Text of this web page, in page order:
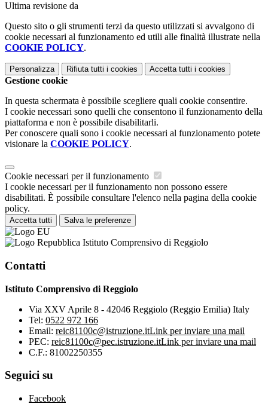
Ultima revisione da
Questo sito o gli strumenti terzi da questo utilizzati si avvalgono di
cookie necessari al funzionamento ed utili alle finalità illustrate nella
COOKIE POLICY.
Personalizza Rifiuta tutti i cookies Accetta tutti i cookies
Gestione cookie
In questa schermata è possibile scegliere quali cookie consentire.
I cookie necessari sono quelli che consentono il funzionamento della
piattaforma e non è possibile disabilitarli.
Per conoscere quali sono i cookie necessari al funzionamento potete
visionare la COOKIE POLICY.
Cookie necessari per il funzionamento
I cookie necessari per il funzionamento non possono essere
disabilitati. È possibile consultare l'elenco nella pagina della cookie
policy.
Accetta tutti Salva le preferenze
Istituto Comprensivo di Reggiolo
Contatti
Istituto Comprensivo di Reggiolo
Via XXV Aprile 8 - 42046 Reggiolo (Reggio Emilia) Italy
Tel: 0522 972 166
Email: reic81100c@istruzione.itLink per inviare una mail
PEC: reic81100c@pec.istruzione.itLink per inviare una mail
C.F.: 81002250355
Seguici su
Facebook